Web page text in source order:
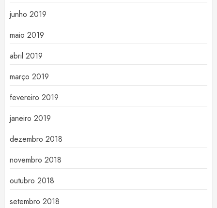
junho 2019
maio 2019
abril 2019
março 2019
fevereiro 2019
janeiro 2019
dezembro 2018
novembro 2018
outubro 2018
setembro 2018